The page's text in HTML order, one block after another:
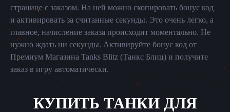
странице с заказом. На ней можно скопировать бонус код
и активировать за считанные секунды. Это очень легко, а
главное, начисление заказа происходит моментально. Не
нужно ждать ни секунды. Активируйте бонус код от
Премиум Магазина Tanks Blitz (Танкс Блиц) и получите
заказ в игру автоматически.
КУПИТЬ ТАНКИ ДЛЯ